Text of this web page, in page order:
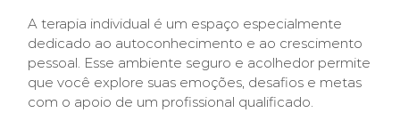
A terapia individual é um espaço especialmente
dedicado ao autoconhecimento e ao crescimento
pessoal. Esse ambiente seguro e acolhedor permite
que você explore suas emoções, desafios e metas
com o apoio de um profissional qualificado.